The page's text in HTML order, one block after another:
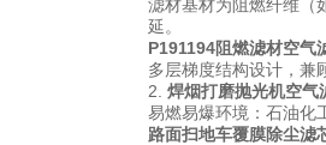
滤材基材为阻燃纤维（
延。
P191194阻燃滤材空气
多层梯度结构设计，兼
2. 焊烟打磨抛光机空气
易燃易爆环境：石油化
路面扫地车覆膜除尘滤